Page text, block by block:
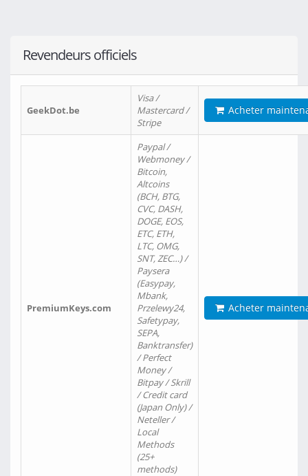
Revendeurs officiels
GeekDot.be
Visa /
Mastercard /
Stripe
Acheter
PremiumKeys.com
Paypal /
Webmoney /
Bitcoin,
Altcoins
(BCH, BTG,
CVC, DASH,
DOGE, EOS,
ETC, ETH,
LTC, OMG,
SNT, ZEC…) /
Paysera
(Easypay,
Mbank,
Przelewy24,
Safetypay,
SEPA,
Banktransfer)
/ Perfect
Money /
Bitpay / Skrill
/ Credit card
(Japan Only) /
Neteller /
Local
Methods
(25+
methods)
Acheter